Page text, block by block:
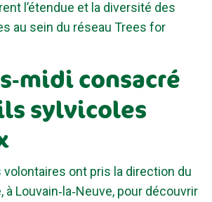
l’étendue et la diversité des
au sein du réseau Trees for
consacré
sylvicoles
volontaires ont pris la direction du
à Louvain‑la‑Neuve, pour découvrir